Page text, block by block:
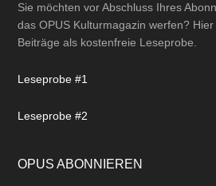
Sie möchten vor Abschluss Ihres
das OPUS Kulturmagazin werfen?
Beiträge als kostenfreie Leseprobe.
Leseprobe #1
Leseprobe #2
OPUS ABONNIEREN